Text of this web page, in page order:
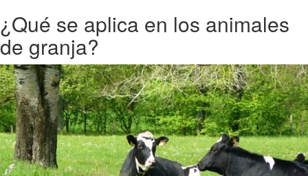
¿Qué se aplica en los animales
de granja?